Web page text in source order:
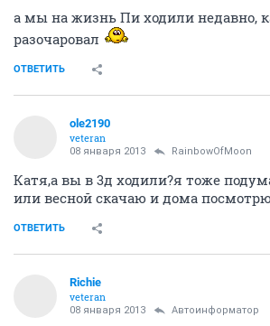
а мы на жизнь Пи ходили недавно,
разочаровал
ОТВЕТИТЬ
ole2190
veteran
08 января 2013 RainbowOfMoon
Катя,а вы в 3д ходили?я тоже
или весной скачаю и дома
ОТВЕТИТЬ
Richie
veteran
08 января 2013 Автоинформатор